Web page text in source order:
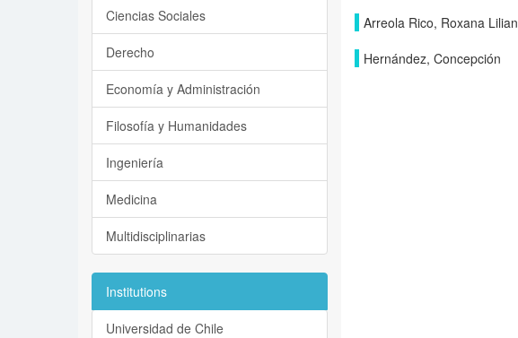
Arreola Rico, Roxana Lilian
Hernández, Concepción
Ciencias Sociales
Derecho
Economía y Administración
Filosofía y Humanidades
Ingeniería
Medicina
Multidisciplinarias
Institutions
Universidad de Chile